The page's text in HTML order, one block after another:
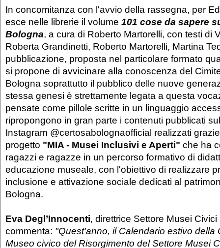
In concomitanza con l'avvio della rassegna, per
esce nelle librerie il volume 101 cose da sapere
Bologna, a cura di Roberto Martorelli, con testi di
Roberta Grandinetti, Roberto Martorelli, Martina
pubblicazione, proposta nel particolare formato
si propone di avvicinare alla conoscenza del
Bologna soprattutto il pubblico delle nuove
stessa genesi è strettamente legata a questa
pensate come pillole scritte in un linguaggio
ripropongono in gran parte i contenuti pubblicati
Instagram @certosabolognaofficial realizzati
progetto "MIA - Musei Inclusivi e Aperti" che ha
ragazzi e ragazze in un percorso formativo di
educazione museale, con l'obiettivo di realizzare
inclusione e attivazione sociale dedicati al
Bologna.
Eva Degl’Innocenti, direttrice Settore Musei
commenta: "Quest'anno, il Calendario estivo della
Museo civico del Risorgimento del Settore Musei